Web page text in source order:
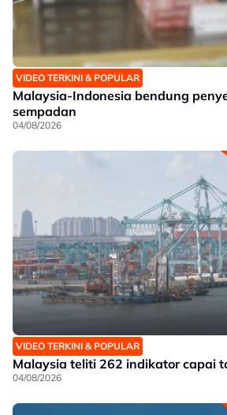
VIDEO TERKINI & POPULAR
Malaysia-Indonesia bendung
sempadan
04/08/2026
VIDEO TERKINI & POPULAR
Malaysia teliti 262 indikator capai
04/08/2026